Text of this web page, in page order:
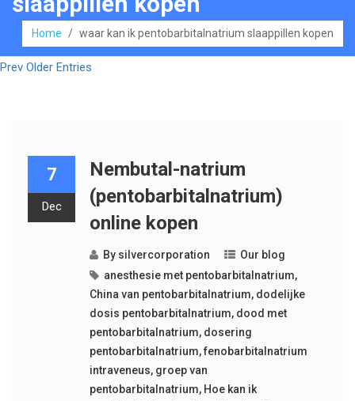
Home / waar kan ik pentobarbitalnatrium slaappillen kopen
Prev Older Entries
7
Dec
Nembutal-natrium
(pentobarbitalnatrium)
online kopen
By silvercorporation
Our blog
anesthesie met pentobarbitalnatrium,
China van pentobarbitalnatrium, dodelijke
dosis pentobarbitalnatrium, dood met
pentobarbitalnatrium, dosering
pentobarbitalnatrium,fenobarbitalnatrium
intraveneus, groep van
pentobarbitalnatrium, Hoe kan ik